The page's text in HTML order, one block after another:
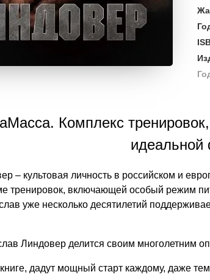
Комплекс
идеальной
– культовая личность в российском и
тренировок, включающей особый режим
уже несколько десятилетий
Линдовер делится своим многолетним
дадут мощный старт каждому, даже